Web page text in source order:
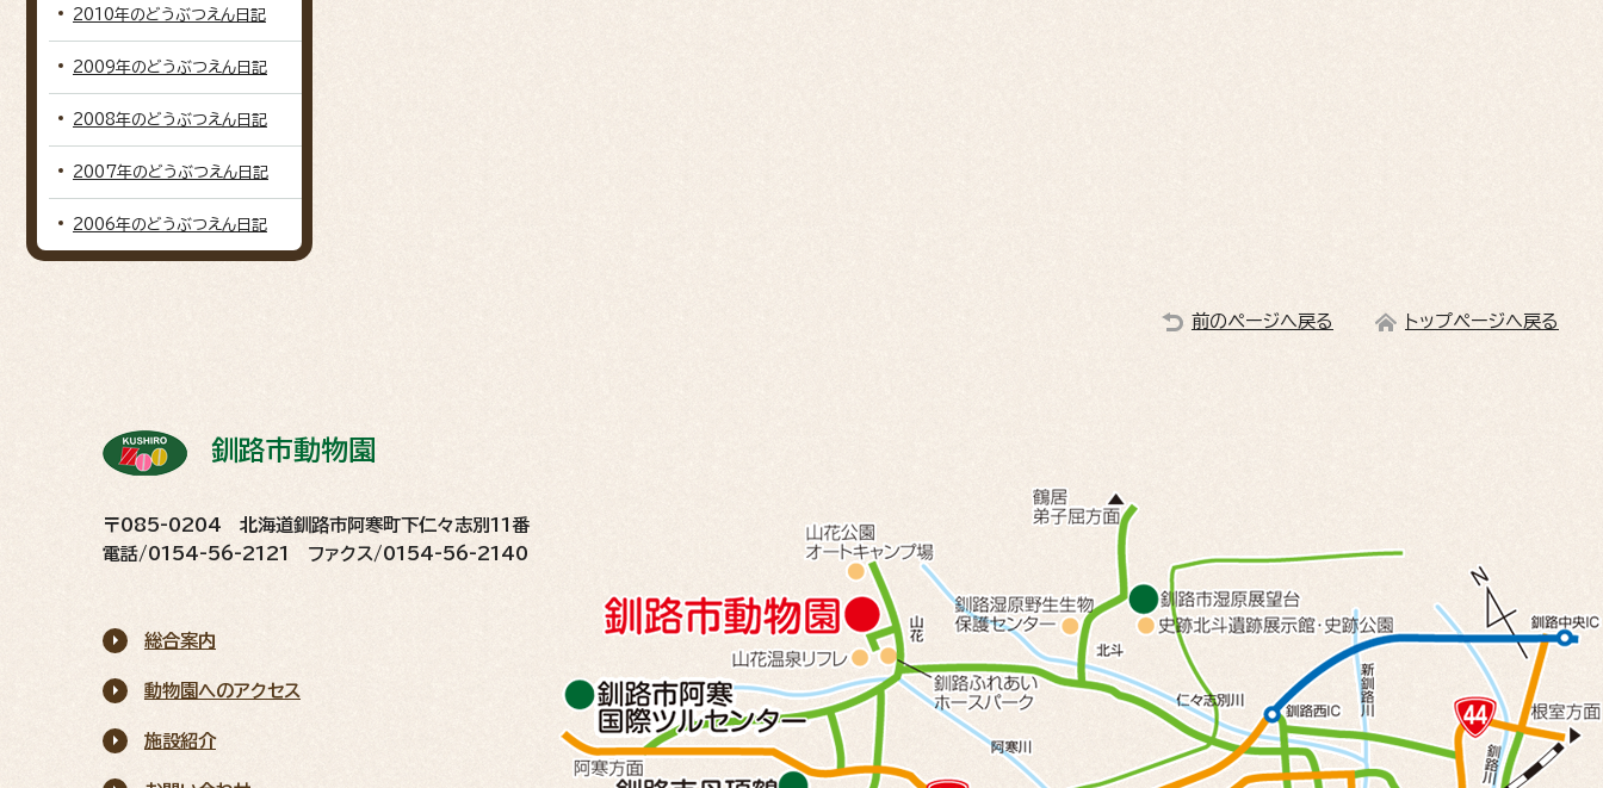
2010年のどうぶつえん日記
2009年のどうぶつえん日記
2008年のどうぶつえん日記
2007年のどうぶつえん日記
2006年のどうぶつえん日記
前のページへ戻る トップページへ戻る
釧路市動物園
〒085-0204 北海道釧路市阿寒町下仁々志別11番
電話/0154-56-2121 ファクス/0154-56-2140
総合案内
動物園へのアクセス
施設紹介